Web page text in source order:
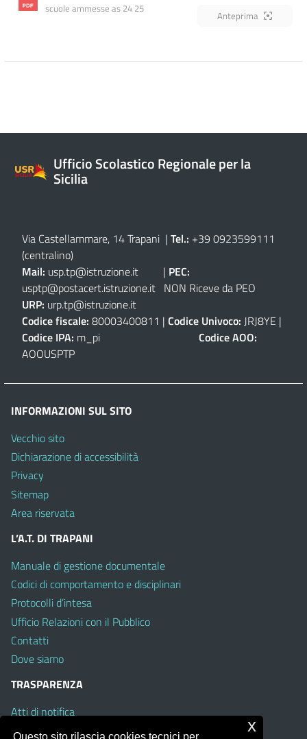
scuole ammesse as 24 25
Anteprima
Ufficio Scolastico Regionale per la
Sicilia
Via Castellammare, 14 Trapani | Tel.: +39 0923599111
(centralino)
Mail: usp.tp@istruzione.it | PEC:
usptp@postacert.istruzione.it NON Riceve da PEO
URP: urp.tp@istruzione.it
Codice fiscale: 80003400811 | Codice Univoco: JRJ8YE |
Codice IPA: m_pi Codice AOO:
AOOUSPTP
INFORMAZIONI SUL SITO
Vecchio sito
Dichiarazione di accessibilità
Privacy
Sitemap
Area riservata
L’A.T. DI TRAPANI
Manuale di gestione documentale
Codici di comportamento e disciplinari
Protocolli d’intesa
Ufficio Relazioni con il Pubblico
Contatti
Dove siamo
TRASPARENZA
Atti di notifica
Albo on line
x